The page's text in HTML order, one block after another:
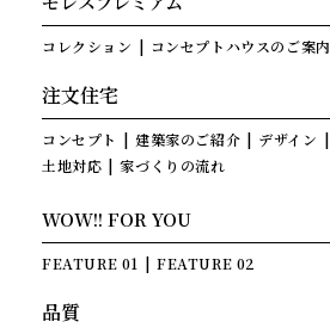
コレクション コンセプトハウスのご案内
注文住宅
コンセプト 建築家のご紹介 デザイン
土地対応
家づくりの流れ
WOW!! FOR YOU
FEATURE 01 FEATURE 02
品質